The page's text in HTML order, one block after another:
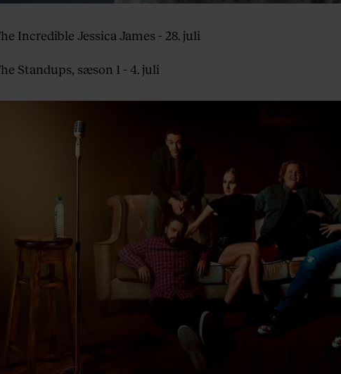
Incredible Jessica James - 28. juli
Standups, sæson 1 - 4. juli